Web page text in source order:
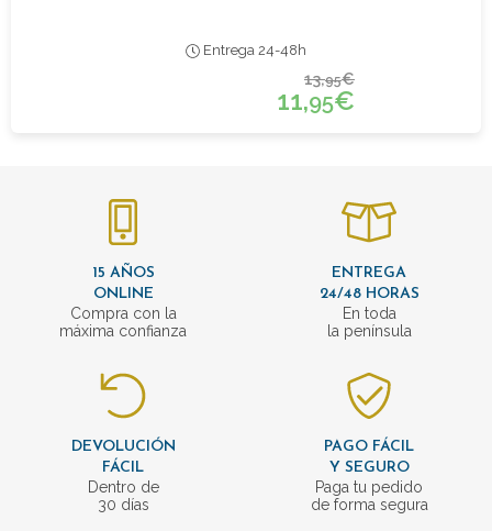
Entrega 24-48h
13,95€
11,95€
15 AÑOS
ONLINE
Compra con la
máxima confianza
ENTREGA
24/48 HORAS
En toda
la península
DEVOLUCIÓN
FÁCIL
Dentro de
30 días
PAGO FÁCIL
Y SEGURO
Paga tu pedido
de forma segura